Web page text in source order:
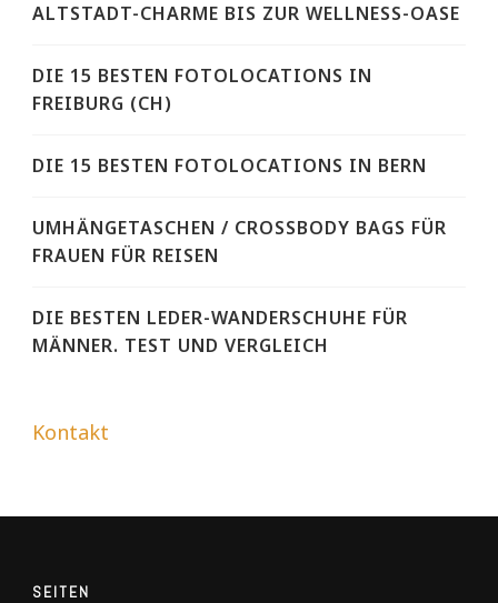
ALTSTADT-CHARME BIS ZUR WELLNESS-OASE
DIE 15 BESTEN FOTOLOCATIONS IN
FREIBURG (CH)
DIE 15 BESTEN FOTOLOCATIONS IN BERN
UMHÄNGETASCHEN / CROSSBODY BAGS FÜR
FRAUEN FÜR REISEN
DIE BESTEN LEDER-WANDERSCHUHE FÜR
MÄNNER. TEST UND VERGLEICH
Kontakt
SEITEN